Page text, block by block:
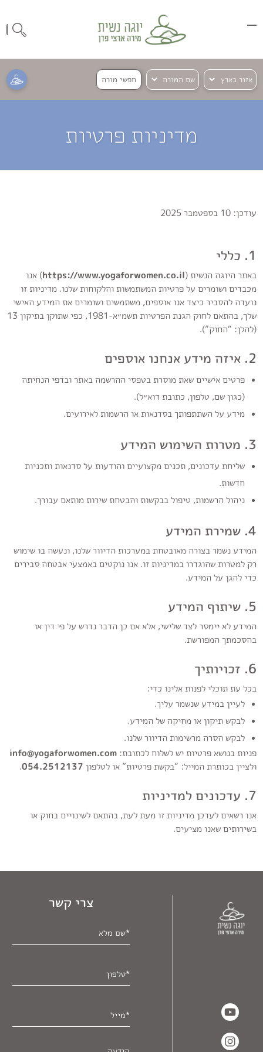
חפשי מורה
מדיניות פרטיות
עודכן: 10 בספטמבר 2025
1. כללי
באתר היוגה הנשית (https://www.yogaforwomen.co.il) אנו
מכבדים ושומרים על פרטיות המשתמשות והלקוחות שלנו. מדיניות זו
נועדה להסביר כיצד אנו אוספים, משתמשים ושומרים את המידע האישי
שלך, בהתאם לחוק הגנת הפרטיות תשמ״א-1981, כפי שתוקן בתיקון 13
(להלן: “החוק”).
2. איזה מידע אנחנו אוספים
פרטים אישיים שאת מוסרת בטפסי ההרשמה באתר ובדפי הנחיתה
(כגון שם, טלפון, כתובת דוא״ל).
מידע על השתתפותך בסדנאות או הרשמות לאירועים.
3. מטרות השימוש המידע
שליחת עדכונים, תכנים מקצועיים והודעות על סדנאות ותכניות
חדשות.
ניהול הרשמות, טיפול בבקשות והבטחת שירות מותאם עבורך.
4. שמירת המידע
המידע נשמר בצורה מאובטחת במערכות הדיוור שלנו, ונעשה בו שימוש
רק למטרות שהוגדרו במדיניות זו. אנו נוקטים באמצעי אבטחה סבירים
כדי להגן על המידע.
5. שיתוף המידע
המידע לא יימסר לצד שלישי, אלא אם כן הדבר נדרש על פי דין או
בהסכמתך המפורשת.
6. זכויותיך
בכל עת תוכלי לפנות אלינו כדי:
לעיין במידע שנשמר עליך.
לבקש תיקון או מחיקה של המידע.
לבקש הסרה מרשימות הדיוור שלנו.
פניות בנושא פרטיות יש לשלוח לכתובת:info@yogaforwomen.com
ולציין בכותרת המייל: “בקשת פרטיות” או לטלפון 054.2512137
.
7. עדכונים למדיניות
אנו רשאים לעדכן מדיניות זו מעת לעת, בהתאם לשינויים בחוק או
בשירותים שאנו מציעים.
צרי קשר